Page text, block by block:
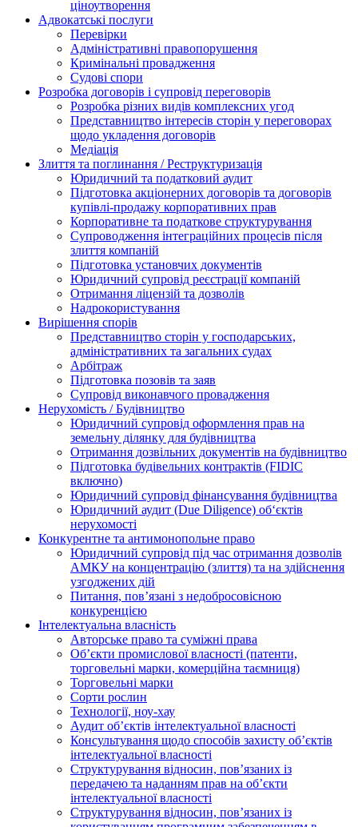
ціноутворення
Адвокатські послуги
Перевірки
Адміністративні правопорушення
Кримінальні провадження
Судові спори
Розробка договорів і супровід переговорів
Розробка різних видів комплексних угод
Представництво інтересів сторін у переговорах
щодо укладення договорів
Медіація
Злиття та поглинання / Реструктуризація
Юридичний та податковий аудит
Підготовка акціонерних договорів та договорів
купівлі-продажу корпоративних прав
Корпоративне та податкове структурування
Супроводження інтеграційних процесів після
злиття компаній
Підготовка установчих документів
Юридичний супровід реєстрації компаній
Отримання ліцензій та дозволів
Надрокористування
Вирішення спорів
Представництво сторін у господарських,
адміністративних та загальних судах
Арбітраж
Підготовка позовів та заяв
Супровід виконавчого провадження
Нерухомість / Будівництво
Юридичний супровід оформлення прав на
земельну ділянку для будівництва
Отримання дозвільних документів на будівництво
Підготовка будівельних контрактів (FIDIC
включно)
Юридичний супровід фінансування будівництва
Юридичний аудит (Due Diligence) об‘єктів
нерухомості
Конкурентне та антимонопольне право
Юридичний супровід під час отримання дозволів
АМКУ на концентрацію (злиття) та на здійснення
узгоджених дій
Питання, пов’язані з недобросовісною
конкуренцією
Інтелектуальна власність
Авторське право та суміжні права
Oб’єкти промислової власності (патенти,
торговельні марки, комерційна таємниця)
Торговельні марки
Сорти рослин
Технології, ноу-хау
Аудит об’єктів інтелектуальної власності
Консультування щодо способів захисту об’єктів
інтелектуальної власності
Структурування відносин, пов’язаних із
передачею та наданням прав на об’єкти
інтелектуальної власності
Структурування відносин, пов’язаних із